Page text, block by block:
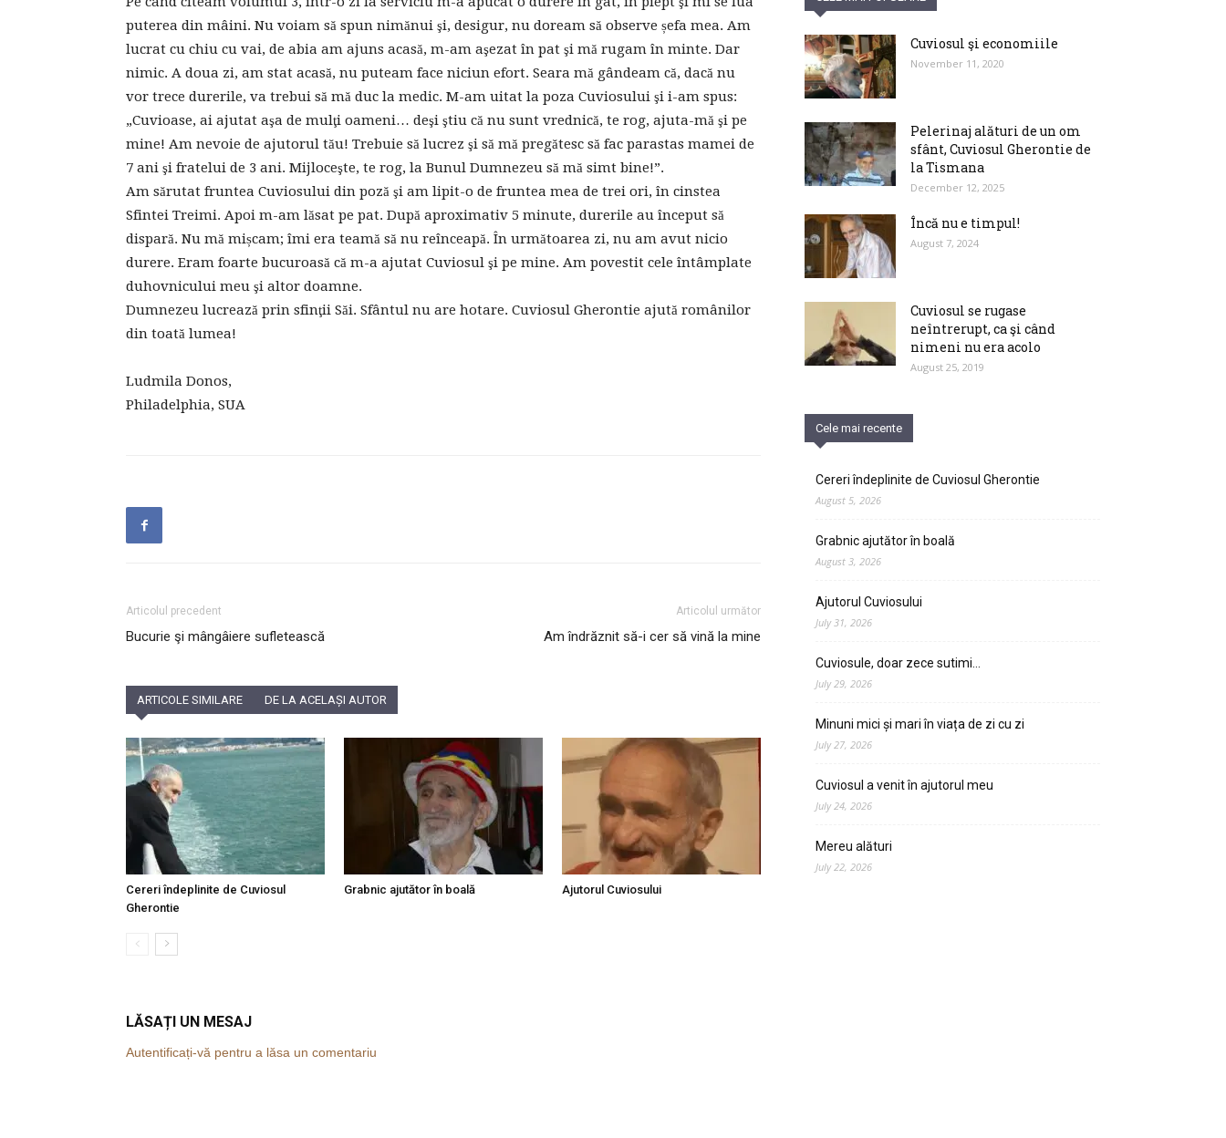
puterea din mâini. Nu voiam să spun nimănui şi, desigur, nu doream să observe șefa mea. Am
lucrat cu chiu cu vai, de abia am ajuns acasă, m-am aşezat în pat şi mă rugam în minte. Dar
nimic. A doua zi, am stat acasă, nu puteam face niciun efort. Seara mă gândeam că, dacă nu
vor trece durerile, va trebui să mă duc la medic. M-am uitat la poza Cuviosului şi i-am spus:
„Cuvioase, ai ajutat aşa de mulţi oameni… deşi ştiu că nu sunt vrednică, te rog, ajuta-mă şi pe
mine! Am nevoie de ajutorul tău! Trebuie să lucrez şi să mă pregătesc să fac parastas mamei de
7 ani şi fratelui de 3 ani. Mijloceşte, te rog, la Bunul Dumnezeu să mă simt bine!”.
Am sărutat fruntea Cuviosului din poză şi am lipit-o de fruntea mea de trei ori, în cinstea
Sfintei Treimi. Apoi m-am lăsat pe pat. După aproximativ 5 minute, durerile au început să
dispară. Nu mă mișcam; îmi era teamă să nu reînceapă. În următoarea zi, nu am avut nicio
durere. Eram foarte bucuroasă că m-a ajutat Cuviosul şi pe mine. Am povestit cele întâmplate
duhovnicului meu şi altor doamne.
Dumnezeu lucrează prin sfinţii Săi. Sfântul nu are hotare. Cuviosul Gherontie ajută românilor
din toată lumea!
Ludmila Donos,
Philadelphia, SUA
Articolul precedent
Bucurie şi mângâiere sufletească
Articolul următor
Am îndrăznit să-i cer să vină la mine
ARTICOLE SIMILARE DE LA ACELAȘI AUTOR
Cereri îndeplinite de Cuviosul
Gherontie
Grabnic ajutător în boală Ajutorul Cuviosului
LĂSAȚI UN MESAJ
Autentificați-vă pentru a lăsa un comentariu
Cuviosul şi economiile
November 11, 2020
Pelerinaj alături de un om
sfânt, Cuviosul Gherontie de
la Tismana
December 12, 2025
Încă nu e timpul!
August 7, 2024
Cuviosul se rugase
neîntrerupt, ca şi când
nimeni nu era acolo
August 25, 2019
Cele mai recente
Cereri îndeplinite de Cuviosul Gherontie
August 5, 2026
Grabnic ajutător în boală
August 3, 2026
Ajutorul Cuviosului
July 31, 2026
Cuviosule, doar zece sutimi…
July 29, 2026
Minuni mici și mari în viața de zi cu zi
July 27, 2026
Cuviosul a venit în ajutorul meu
July 24, 2026
Mereu alături
July 22, 2026